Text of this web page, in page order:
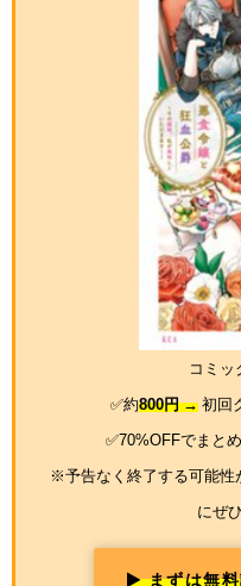
コミッ
✅約800円 → 初回
✅70%OFFでまと
※予告なく終了する可能性
にぜ
まずは無料